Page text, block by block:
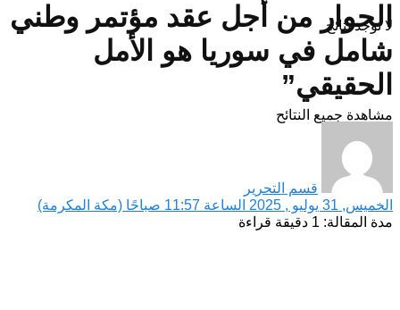
لا توجد نتائج
مشاهدة جميع النتائح
الحوار من أجل عقد مؤتمر وطني
شامل في سوريا هو الأمل
الحقيقي”
قسم التحرير
الخميس, 31 يوليو , 2025 الساعة 11:57 صباحًا (مكة المكرمة)
مدة المقالة: 1 دقيقة قراءة